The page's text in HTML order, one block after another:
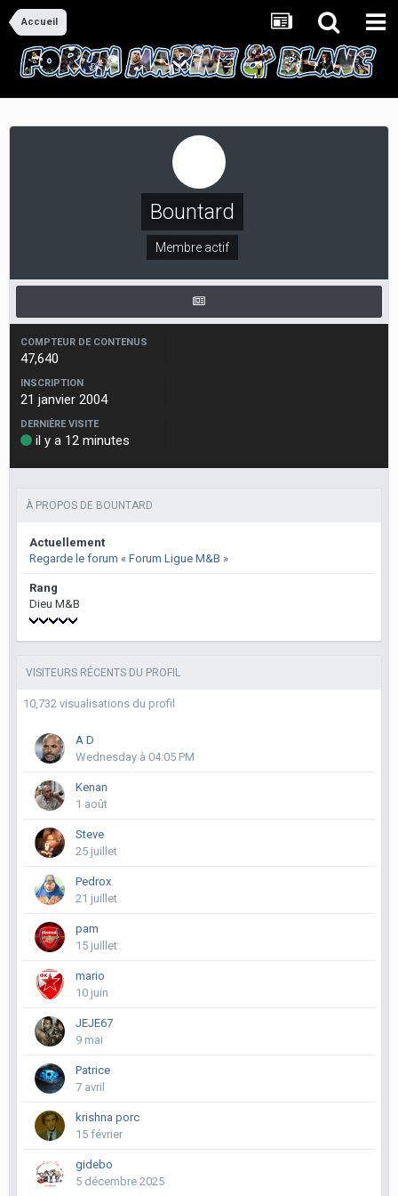
Accueil
Bountard
Membre actif
COMPTEUR DE CONTENUS
47,640
INSCRIPTION
21 janvier 2004
DERNIÈRE VISITE
il y a 12 minutes
À PROPOS DE BOUNTARD
Actuellement
Regarde le forum « Forum Ligue M&B »
Rang
Dieu M&B
VISITEURS RÉCENTS DU PROFIL
10,732 visualisations du profil
A D
Wednesday à 04:05 PM
Kenan
1 août
Steve
25 juillet
Pedrox
21 juillet
pam
15 juillet
mario
10 juin
JEJE67
9 mai
Patrice
7 avril
krishna porc
15 février
gidebo
5 décembre 2025